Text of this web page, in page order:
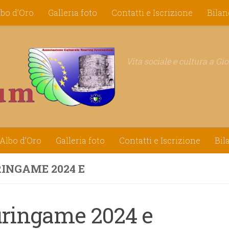
d’Oro Galleria foto Contatti e Iscrizione
Vita sociale e cultura a
Albo d’Oro Galleria foto Contatti e Iscrizione
2024 E
2024 e